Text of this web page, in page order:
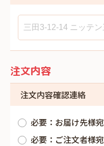
注文内容
注文内容確認連絡
必要：お届け先様宛
必要：ご注文者様宛